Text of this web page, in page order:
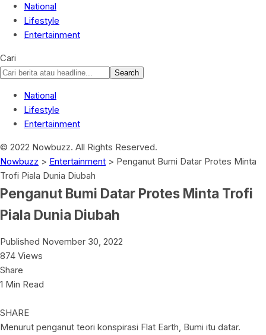
National
Lifestyle
Entertainment
Cari
National
Lifestyle
Entertainment
© 2022 Nowbuzz. All Rights Reserved.
Nowbuzz > Entertainment > Penganut Bumi Datar Protes Minta
Trofi Piala Dunia Diubah
Penganut Bumi Datar Protes Minta Trofi
Piala Dunia Diubah
Published November 30, 2022
874 Views
Share
1 Min Read
SHARE
Menurut penganut teori konspirasi Flat Earth, Bumi itu datar.